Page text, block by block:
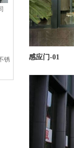
锈
感应门-01